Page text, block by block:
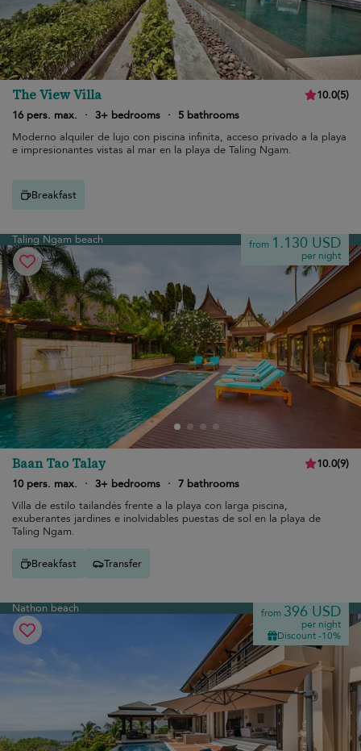
The View Villa 10.0(5)
16 pers. max.
· 3+ bedrooms ·
5 bathrooms
Moderno alquiler de lujo con piscina infinita, acceso privado a la playa
e impresionantes vistas al mar en la playa de Taling Ngam.
Breakfast
Taling Ngam beach from 1.130 USD
per night
Baan Tao Talay 10.0(9)
10 pers. max.
· 3+ bedrooms · 7 bathrooms
Villa de estilo tailandés frente a la playa con larga piscina,
exuberantes jardines e inolvidables puestas de sol en la playa de
Taling Ngam.
Breakfast Transfer
Nathon beach from 396 USD
per night
Discount -10%